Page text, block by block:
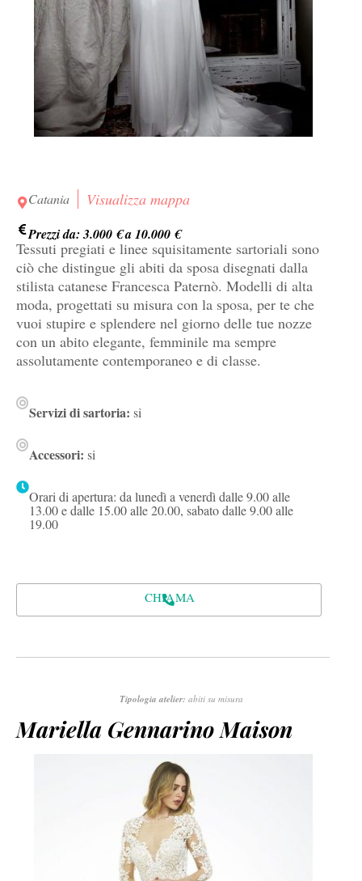
Catania Visualizza mappa
Prezzi da: 3.000 € a 10.000 €
Tessuti pregiati e linee squisitamente sartoriali sono
ciò che distingue gli abiti da sposa disegnati dalla
stilista catanese Francesca Paternò. Modelli di alta
moda, progettati su misura con la sposa, per te che
vuoi stupire e splendere nel giorno delle tue nozze
con un abito elegante, femminile ma sempre
assolutamente contemporaneo e di classe.
Servizi di sartoria: si
Accessori: si
Orari di apertura: da lunedì a venerdì dalle 9.00 alle
13.00 e dalle 15.00 alle 20.00, sabato dalle 9.00 alle
19.00
CHIAMA
Tipologia atelier: abiti su misura
Mariella Gennarino Maison